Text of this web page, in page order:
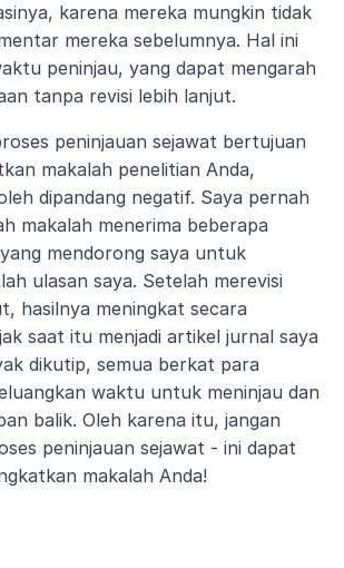
karena mereka mungkin tidak
mereka sebelumnya. Hal ini
peninjau, yang dapat mengarah
tanpa revisi lebih lanjut.
peninjauan sejawat bertujuan
makalah penelitian Anda,
dipandang negatif. Saya pernah
makalah menerima beberapa
mendorong saya untuk
ulasan saya. Setelah merevisi
hasilnya meningkat secara
saat itu menjadi artikel jurnal saya
dikutip, semua berkat para
waktu untuk meninjau dan
balik. Oleh karena itu, jangan
peninjauan sejawat - ini dapat
makalah Anda!